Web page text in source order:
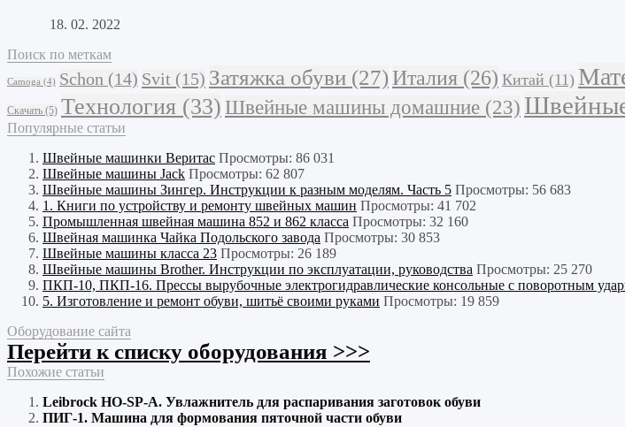
18. 02. 2022
Поиск по меткам
Camoga (4) Schon (14) Svit (15) Затяжка обуви (27) Италия (26) Китай (11)
Скачать (5) Технология (33) Швейные машины домашние (23)
Популярные статьи
Швейные машинки Веритас Просмотры: 86 031
Швейные машины Jack Просмотры: 62 807
Швейные машины Зингер. Инструкции к разным моделям. Часть 5 Просмотры: 56 683
1. Книги по устройству и ремонту швейных машин Просмотры: 41 702
Промышленная швейная машина 852 и 862 класса Просмотры: 32 160
Швейная машинка Чайка Подольского завода Просмотры: 30 853
Швейные машины класса 23 Просмотры: 26 189
Швейные машины Brother. Инструкции по эксплуатации, руководства Просмотры: 25 270
ПКП-10, ПКП-16. Прессы вырубочные электрогидравлические консольные с поворотным
5. Изготовление и ремонт обуви, шитьё своими руками Просмотры: 19 859
Оборудование сайта
Перейти к списку оборудования >>>
Похожие статьи
Leibrock HO-SP-A. Увлажнитель для распаривания заготовок обуви
ПИГ-1. Машина для формования пяточной части обуви